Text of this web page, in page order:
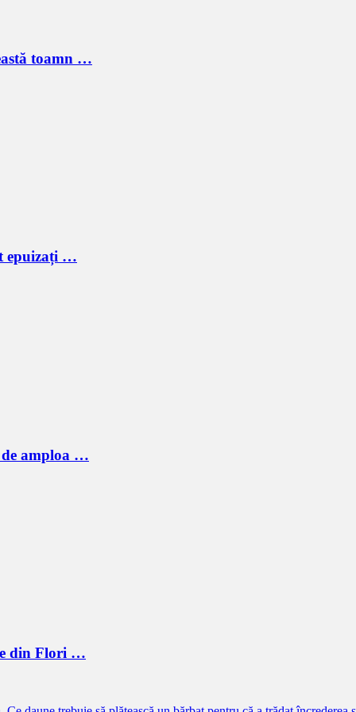
toamn …
epuizați …
amploa …
din Flori …